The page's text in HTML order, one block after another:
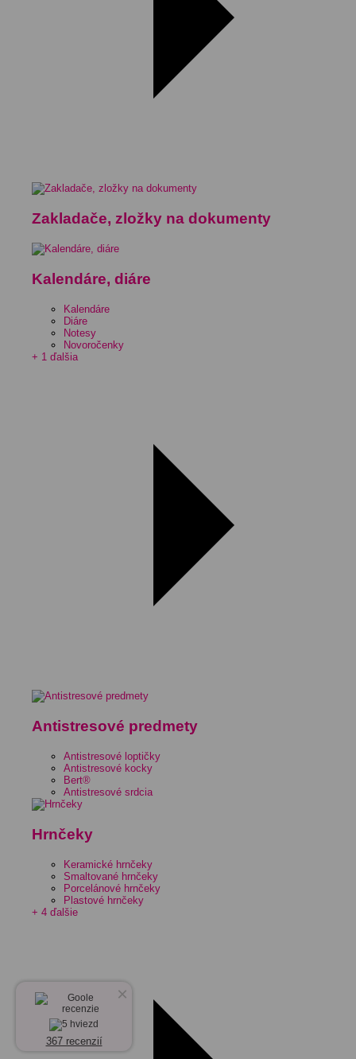
Zakladače, zložky na dokumenty
Kalendáre, diáre
Kalendáre
Diáre
Notesy
Novoročenky
+ 1 ďalšia
Antistresové predmety
Antistresové loptičky
Antistresové kocky
Bert®
Antistresové srdcia
Hrnčeky
Keramické hrnčeky
Smaltované hrnčeky
Porcelánové hrnčeky
Plastové hrnčeky
+ 4 ďalšie
×
367 recenzií